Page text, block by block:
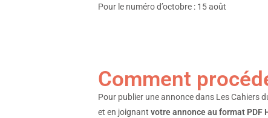
Pour le numéro d’octobre : 15 août
Comment
Pour publier une annonce dans Les Cahiers
et en joignant votre annonce au format PDF